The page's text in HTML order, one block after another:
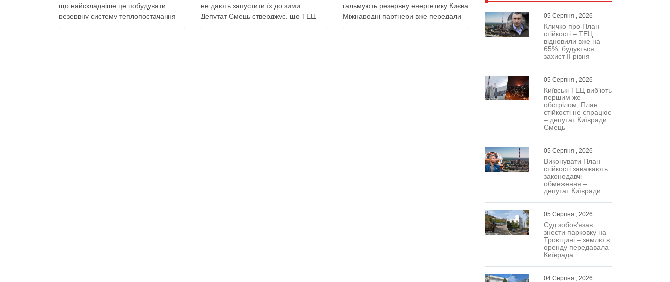
що найскладніше це побудувати
резервну систему теплопостачання
Кличко розповів про виконання Плану
не дають запустити їх до зими
Депутат Ємець стверджує, що ТЕЦ
можуть бути знищені першим же
гальмують резервну енергетику Києва
Міжнародні партнери вже передали
Україні обладнання для резервного
05 Серпня , 2026
Кличко про План
стійкості – ТЕЦ
відновили вже на
65%, будується
захист ІІ рівня
05 Серпня , 2026
Київські ТЕЦ виб’ють
першим же
обстрілом, План
стійкості не спрацює
– депутат Київради
Ємець
05 Серпня , 2026
Виконувати План
стійкості заважають
законодавчі
обмеження –
депутат Київради
05 Серпня , 2026
Суд зобов’язав
знести парковку на
Троєщині – землю в
оренду передавала
Київрада
04 Серпня , 2026